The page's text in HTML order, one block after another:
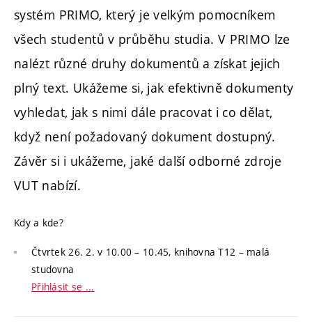
systém PRIMO, který je velkým pomocníkem
všech studentů v průběhu studia. V PRIMO lze
nalézt různé druhy dokumentů a získat jejich
plný text. Ukážeme si, jak efektivně dokumenty
vyhledat, jak s nimi dále pracovat i co dělat,
když není požadovaný dokument dostupný.
Závěr si i ukážeme, jaké další odborné zdroje
VUT nabízí.
Kdy a kde?
Čtvrtek 26. 2. v 10.00 – 10.45, knihovna T12 – malá
studovna
Přihlásit se ...